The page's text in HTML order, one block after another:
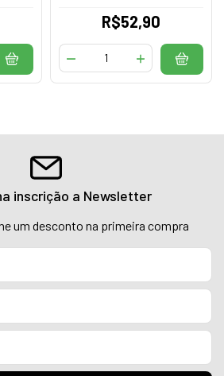
R$52,90
inscrição a Newsletter
um desconto na primeira compra